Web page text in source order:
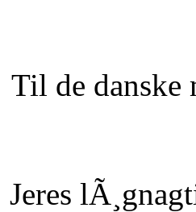
Til de danske
Jeres